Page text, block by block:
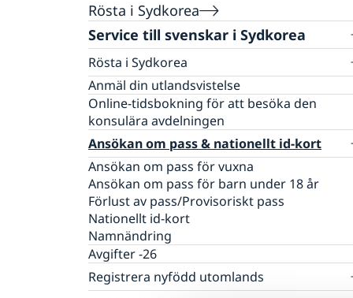
Rösta i Sydkorea
Service till svenskar i Sydkorea
Rösta i Sydkorea
Öppettider för förtidsröstning
Anmäl din utlandsvistelse
Online-tidsbokning för att besöka den
konsulära avdelningen
Ansökan om pass & nationellt id-kort
Ansökan om pass för vuxna
Ansökan om pass för barn under 18 år
Förlust av pass/Provisoriskt pass
Nationellt id-kort
Namnändring
Avgifter -26
Registrera nyfödd utomlands